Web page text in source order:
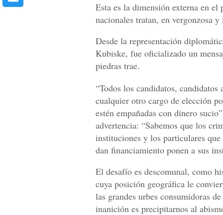
Esta es la dimensión externa en
nacionales tratan, en vergonzosa
Desde la representación
Kubiske, fue oficializado un
piedras trae.
“Todos los candidatos,
cualquier otro cargo de elección
estén empañadas con dinero
advertencia: “Sabemos que los
instituciones y los particulares
dan financiamiento ponen a sus
El desafío es descomunal, como
cuya posición geográfica le
las grandes urbes consumidoras
inanición es precipitarnos al